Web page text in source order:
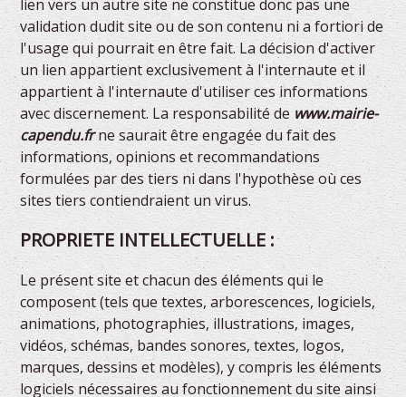
lien vers un autre site ne constitue donc pas une
validation dudit site ou de son contenu ni a fortiori de
l'usage qui pourrait en être fait. La décision d'activer
un lien appartient exclusivement à l'internaute et il
appartient à l'internaute d'utiliser ces informations
avec discernement. La responsabilité de www.mairie-
capendu.frne saurait être engagée du fait des
informations, opinions et recommandations
formulées par des tiers ni dans l'hypothèse où ces
sites tiers contiendraient un virus.
PROPRIETE INTELLECTUELLE :
Le présent site et chacun des éléments qui le
composent (tels que textes, arborescences, logiciels,
animations, photographies, illustrations, images,
vidéos, schémas, bandes sonores, textes, logos,
marques, dessins et modèles), y compris les éléments
logiciels nécessaires au fonctionnement du site ainsi